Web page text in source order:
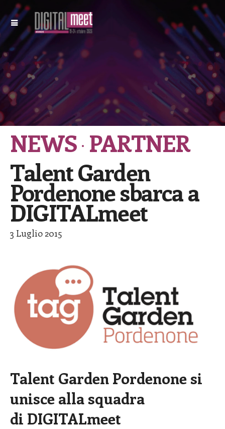
NEWS PARTNER
Talent Garden
Pordenone sbarca a
DIGITALmeet
3 Luglio 2015
Talent Garden Pordenone si
unisce alla squadra
di DIGITALmeet